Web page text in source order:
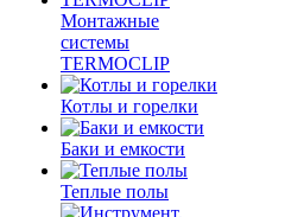
Монтажные
системы
TERMOCLIP
Котлы и горелки
Баки и емкости
Теплые полы